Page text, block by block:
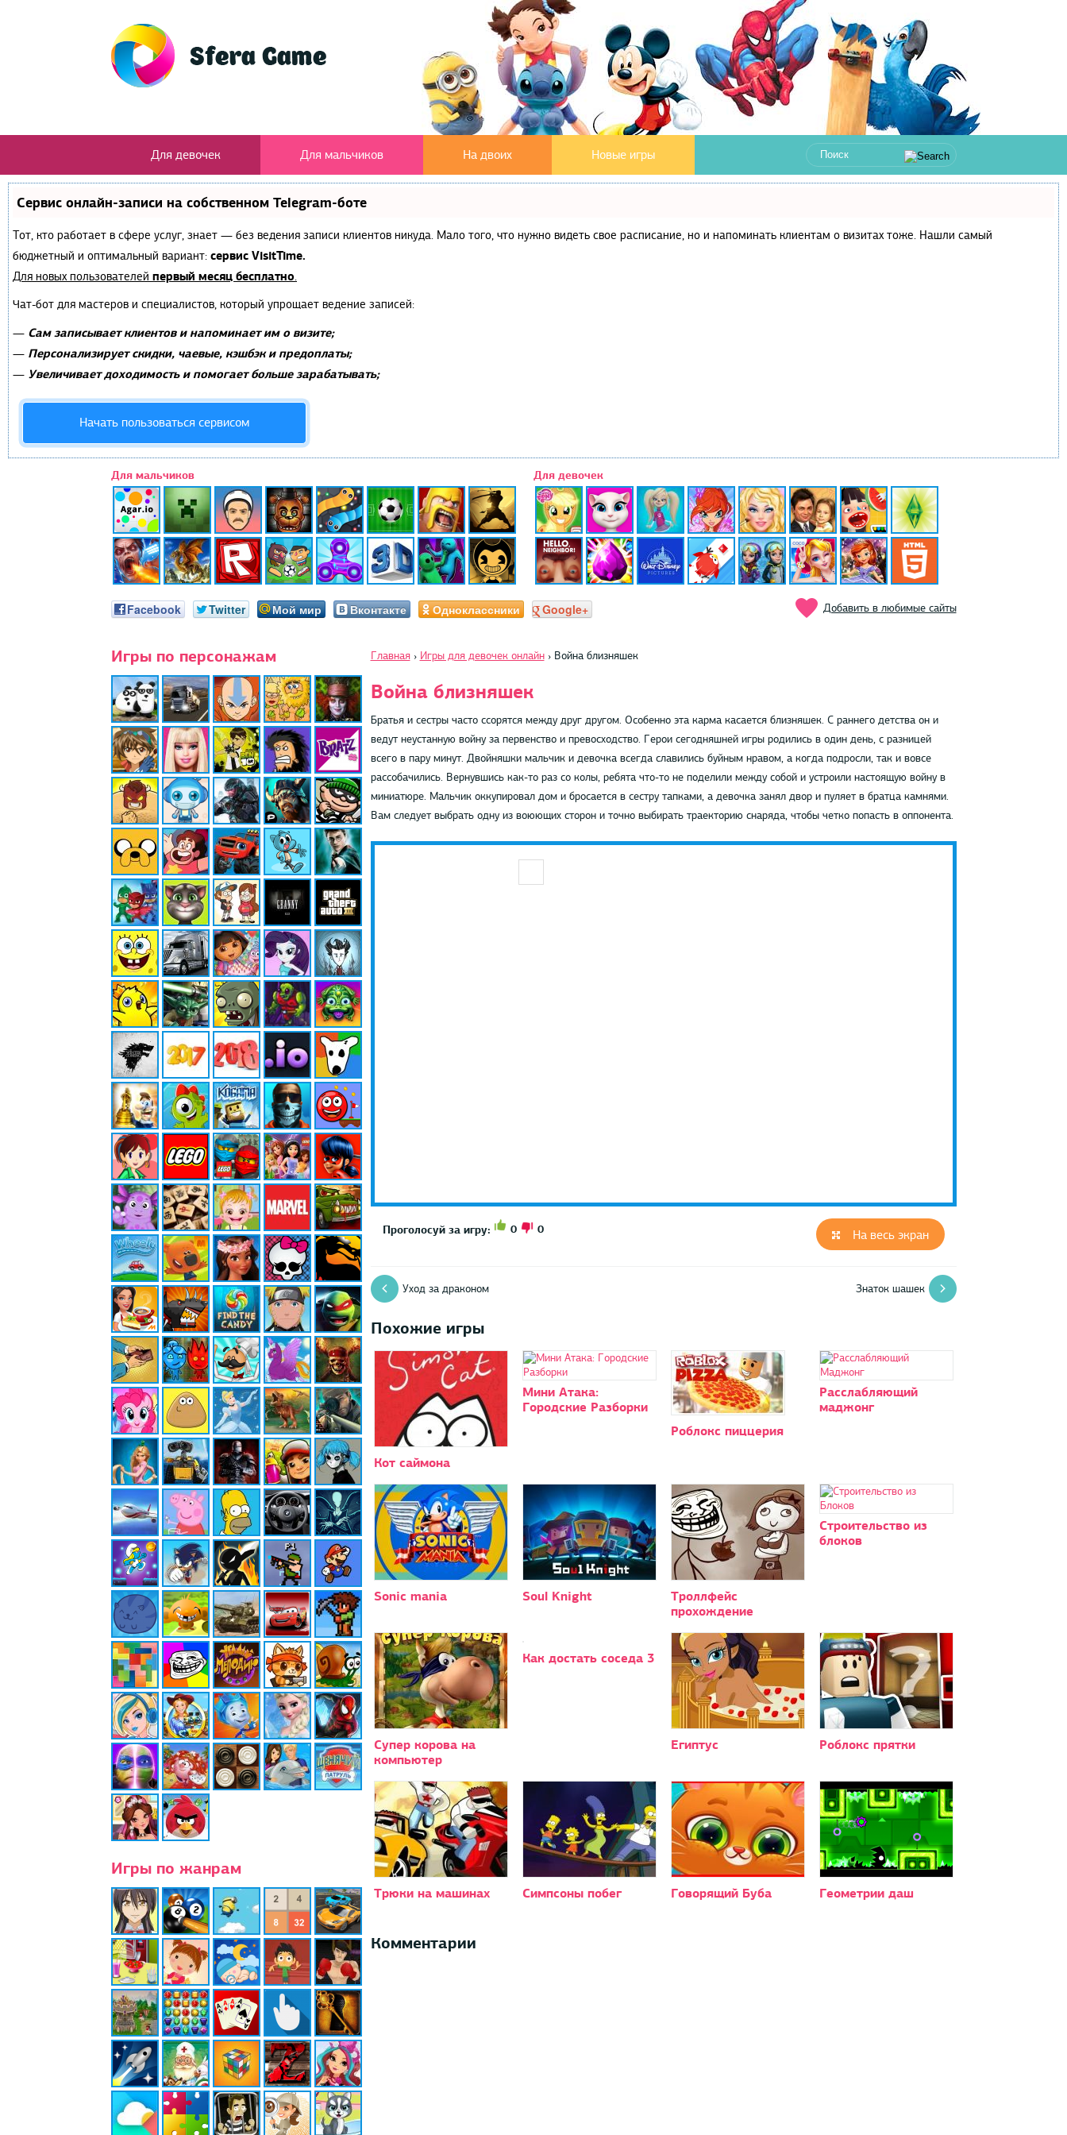
Для девочек Для мальчиков На двоих Новые игры
Сервис онлайн-записи на собственном Telegram-боте
Тот, кто работает в сфере услуг, знает — без ведения записи клиентов никуда. Мало того, что нужно видеть свое расписание, но и напоминать клиентам о визитах тоже. Нашли самый
бюджетный и оптимальный вариант: сервис VisitTime.
Для новых пользователей первый месяц бесплатно.
Чат-бот для мастеров и специалистов, который упрощает ведение записей:
— Сам записывает клиентов и напоминает им о визите;
— Персонализирует скидки, чаевые, кэшбэк и предоплаты;
— Увеличивает доходимость и помогает больше зарабатывать;
Начать пользоваться сервисом
Для мальчиков Для девочек
Facebook Twitter Мой мир Вконтакте Одноклассники Google+ Добавить в любимые сайты
Игры по персонажам
Игры по жанрам
Главная › Игры для девочек онлайн › Война близняшек
Война близняшек
Братья и сестры часто ссорятся между друг другом. Особенно эта карма касается близняшек. С раннего детства он и
ведут неустанную войну за первенство и превосходство. Герои сегодняшней игры родились в один день, с разницей
всего в пару минут. Двойняшки мальчик и девочка всегда славились буйным нравом, а когда подросли, так и вовсе
рассобачились. Вернувшись как-то раз со колы, ребята что-то не поделили между собой и устроили настоящую войну в
миниатюре. Мальчик оккупировал дом и бросается в сестру тапками, а девочка занял двор и пуляет в братца камнями.
Вам следует выбрать одну из воюющих сторон и точно выбирать траекторию снаряда, чтобы четко попасть в оппонента.
На весь экран
Проголосуй за игру: 0 0
Уход за драконом Знаток шашек
Похожие игры
Кот саймона
Мини Атака:
Городские Разборки
Роблокс пиццерия
Расслабляющий
маджонг
Sonic mania Soul Knight
Троллфейс
прохождение
Строительство из
блоков
Супер корова на
компьютер
Как достать соседа 3
Египтус Роблокс прятки
Трюки на машинах Симпсоны побег Говорящий Буба Геометрии даш
Комментарии